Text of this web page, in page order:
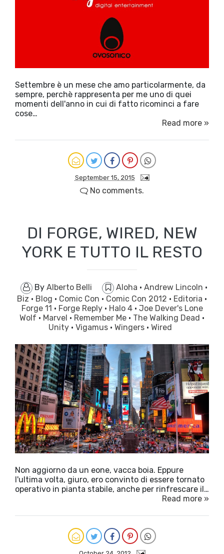
Settembre è un mese che amo particolarmente, da
sempre, perchè rappresenta per me uno di quei
momenti dell'anno in cui di fatto ricominci a fare
cose…
Read more »
September 15, 2015
No comments.
DI FORGE, WIRED, NEW
YORK E TUTTO IL RESTO
By Alberto Belli Aloha · Andrew Lincoln ·
Biz · Blog · Comic Con · Comic Con 2012 · Editoria ·
Forge 11 · Forge Reply · Halo 4 · Joe Dever's Lone
Wolf · Marvel · Remember Me · The Walking Dead ·
Unity · Vigamus · Wingers · Wired
Non aggiorno da un eone, vacca boia. Eppure
l'ultima volta, giuro, ero convinto di essere tornato
operativo in pianta stabile, anche per rinfrescare il…
Read more »